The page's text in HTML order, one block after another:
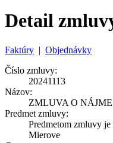
Detail
Faktúry | Objednávky
Číslo zmluvy:
20241113
Názov:
ZMLUVA O
Predmet zmluvy:
Predmetom zmluvy
Mierove